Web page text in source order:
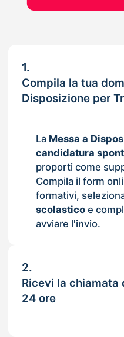
1.
Compila la tua
Disposizione per
La Messa a
candidatura
proporti come
Compila il form
formativi,
scolasticoe
avviare l'invio.
2.
Ricevi la chiamata
24 ore